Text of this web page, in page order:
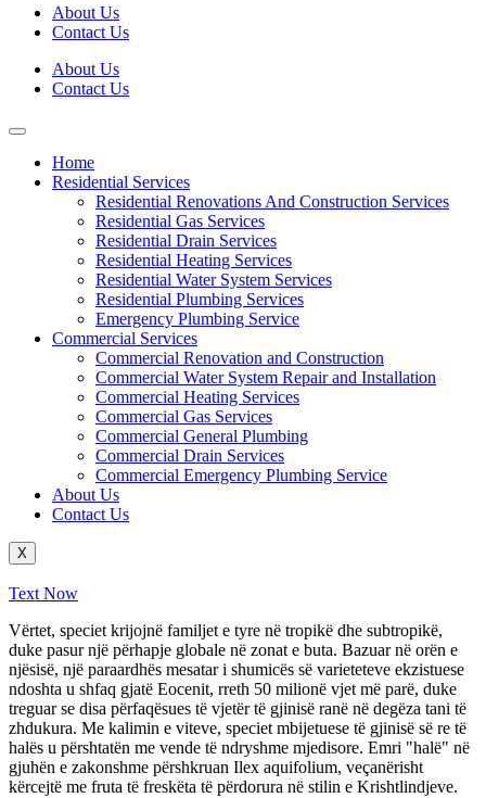
About Us
Contact Us
About Us
Contact Us
Home
Residential Services
Residential Renovations And Construction Services
Residential Gas Services
Residential Drain Services
Residential Heating Services
Residential Water System Services
Residential Plumbing Services
Emergency Plumbing Service
Commercial Services
Commercial Renovation and Construction
Commercial Water System Repair and Installation
Commercial Heating Services
Commercial Gas Services
Commercial General Plumbing
Commercial Drain Services
Commercial Emergency Plumbing Service
About Us
Contact Us
X
Text Now
Vërtet, speciet krijojnë familjet e tyre në tropikë dhe subtropikë,
duke pasur një përhapje globale në zonat e buta. Bazuar në orën e
njësisë, një paraardhës mesatar i shumicës së varieteteve ekzistuese
ndoshta u shfaq gjatë Eocenit, rreth 50 milionë vjet më parë, duke
treguar se disa përfaqësues të vjetër të gjinisë ranë në degëza tani të
zhdukura. Me kalimin e viteve, speciet mbijetuese të gjinisë së re të
halës u përshtatën me vende të ndryshme mjedisore. Emri "halë" në
gjuhën e zakonshme përshkruan Ilex aquifolium, veçanërisht
kërcejtë me fruta të freskëta të përdorura në stilin e Krishtlindjeve.